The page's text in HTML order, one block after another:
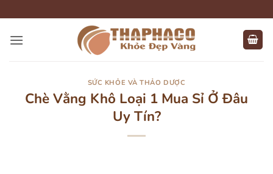
qua
nội
SỨC KHỎE VÀ THẢO DƯỢC
Chè Vằng Khô Loại 1 Mua Sỉ Ở Đâu
Uy Tín?